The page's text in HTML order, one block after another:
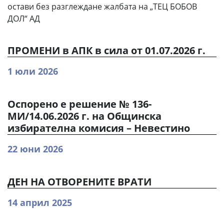
остави без разглеждане жалбата на „ТЕЦ БОБОВ
ДОЛ“ АД
ПРОМЕНИ в АПК в сила от 01.07.2026 г.
1 юли 2026
Оспорено е решение № 136-
МИ/14.06.2026 г. на Общинска
избирателна комисия – Невестино
22 юни 2026
ДЕН НА ОТВОРЕНИТЕ ВРАТИ
14 април 2025